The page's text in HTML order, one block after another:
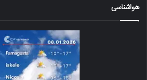
هواشناسی